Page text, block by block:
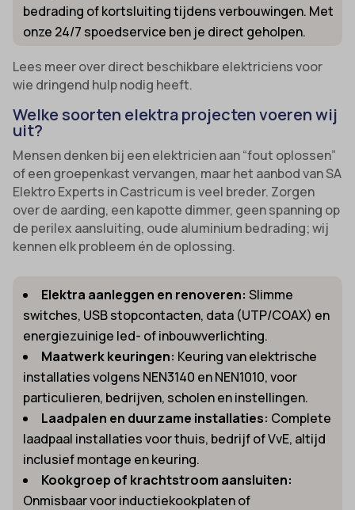
bedrading of kortsluiting tijdens verbouwingen. Met
onze 24/7 spoedservice ben je direct geholpen.
Lees meer over direct beschikbare elektriciens voor
wie dringend hulp nodig heeft.
Welke soorten elektra projecten voeren wij
uit?
Mensen denken bij een elektricien aan “fout oplossen”
of een groepenkast vervangen, maar het aanbod van SA
Elektro Experts in Castricum is veel breder. Zorgen
over de aarding, een kapotte dimmer, geen spanning op
de perilex aansluiting, oude aluminium bedrading; wij
kennen elk probleem én de oplossing.
Elektra aanleggen en renoveren: Slimme
switches, USB stopcontacten, data (UTP/COAX) en
energiezuinige led- of inbouwverlichting.
Maatwerk keuringen: Keuring van elektrische
installaties volgens NEN3140 en NEN1010, voor
particulieren, bedrijven, scholen en instellingen.
Laadpalen en duurzame installaties: Complete
laadpaal installaties voor thuis, bedrijf of VvE, altijd
inclusief montage en keuring.
Kookgroep of krachtstroom aansluiten:
Onmisbaar voor inductiekookplaten of